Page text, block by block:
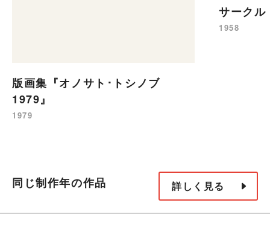
版画集『オノサト･トシノブ
1979』
1979
サークル
1958
同じ制作年の作品 詳しく見る